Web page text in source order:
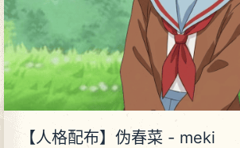
【人格配布】伪春菜 - meki